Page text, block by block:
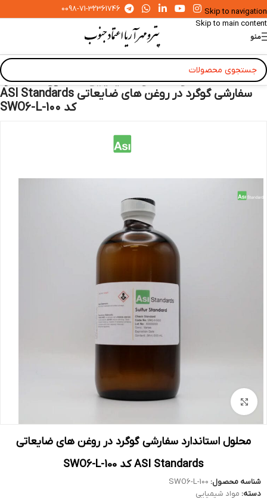
Skip to navigation
Skip to main content
0098-71-32361746
منو
خانه»محصولات»مواد شیمیایی»محلول استاندارد
سفارشی گوگرد در روغن های ضایعاتی ASI Standards
کد SWO6-L-100
بزرگنمایی تصویر
محلول استاندارد سفارشی گوگرد در روغن های ضایعاتی
ASI Standards کد SWO6-L-100
شناسه محصول: SWO6-L-100
دسته: مواد شیمیایی